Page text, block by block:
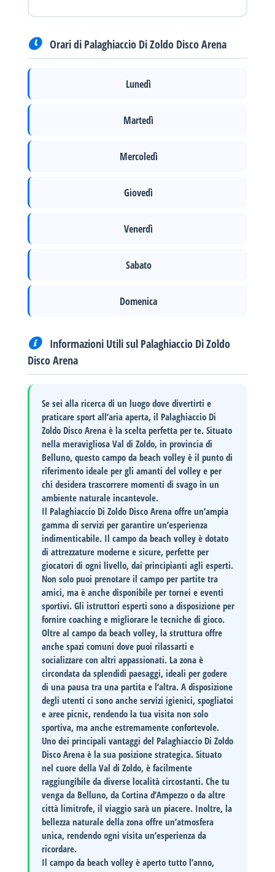
Orari di Palaghiaccio Di Zoldo Disco Arena
Lunedì
Martedì
Mercoledì
Giovedì
Venerdì
Sabato
Domenica
Informazioni Utili sul Palaghiaccio Di Zoldo
Disco Arena
Se sei alla ricerca di un luogo dove divertirti e
praticare sport all’aria aperta, il Palaghiaccio Di
Zoldo Disco Arena è la scelta perfetta per te. Situato
nella meravigliosaVal di Zoldo, in provincia di
Belluno, questo campo da beach volley è il punto di
riferimento ideale per gli amanti del volley e per
chi desidera trascorrere momenti di svago in un
ambiente naturale incantevole.
Il Palaghiaccio Di Zoldo Disco Arena offre un’ampia
gamma di servizi per garantire un’esperienza
indimenticabile. Il campo da beach volley è dotato
di attrezzature moderne e sicure, perfette per
giocatori di ogni livello, dai principianti agli esperti.
Non solo puoi prenotare il campo per partite tra
amici, ma è anche disponibile per tornei e eventi
sportivi. Gli istruttori esperti sono a disposizione per
fornire coaching e migliorare le tecniche di gioco.
Oltre al campo da beach volley, la struttura offre
anche spazi comuni dove puoi rilassarti e
socializzare con altri appassionati. La zona è
circondata da splendidi paesaggi, ideali per godere
di una pausa tra una partita e l’altra. A disposizione
degli utenti ci sono anche servizi igienici, spogliatoi
e aree picnic, rendendo la tua visita non solo
sportiva, ma anche estremamente confortevole.
Uno dei principali vantaggi del Palaghiaccio Di Zoldo
Disco Arena è la sua posizione strategica. Situato
nel cuore dellaVal di Zoldo, è facilmente
raggiungibile da diverse località circostanti. Che tu
venga da Belluno, da Cortina d’Ampezzo o da altre
città limitrofe, il viaggio sarà un piacere. Inoltre, la
bellezza naturale della zona offre un’atmosfera
unica, rendendo ogni visita un’esperienza da
ricordare.
Il campo da beach volley è aperto tutto l’anno,